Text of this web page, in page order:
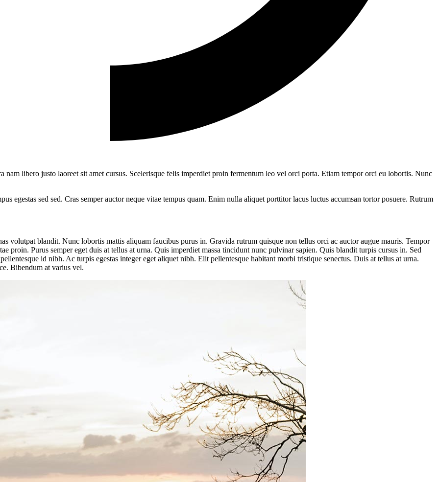
nam libero justo laoreet sit amet cursus. Scelerisque felis imperdiet proin fermentum leo vel orci porta. Etiam tempor orci eu lobortis. Nunc
egestas sed sed. Cras semper auctor neque vitae tempus quam. Enim nulla aliquet porttitor lacus luctus accumsan tortor posuere. Rutrum
volutpat blandit. Nunc lobortis mattis aliquam faucibus purus in. Gravida rutrum quisque non tellus orci ac auctor augue mauris. Tempor
proin. Purus semper eget duis at tellus at urna. Quis imperdiet massa tincidunt nunc pulvinar sapien. Quis blandit turpis cursus in. Sed
id nibh. Ac turpis egestas integer eget aliquet nibh. Elit pellentesque habitant morbi tristique senectus. Duis at tellus at urna.
Bibendum at varius vel.